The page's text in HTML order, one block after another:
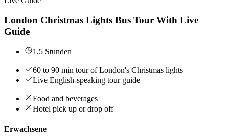
London Christmas Lights Bus Tour With Live
Guide
1.5 Stunden
60 to 90 min tour of London's Christmas lights
Live English-speaking tour guide
Food and beverages
Hotel pick up or drop off
Erwachsene